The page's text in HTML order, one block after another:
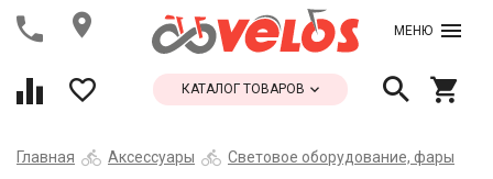
МЕНЮ
КАТАЛОГ ТОВАРОВ
Главная Аксессуары Световое оборудование, фары